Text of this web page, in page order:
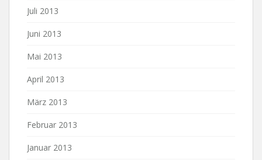
Juli 2013
Juni 2013
Mai 2013
April 2013
März 2013
Februar 2013
Januar 2013